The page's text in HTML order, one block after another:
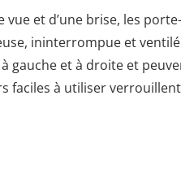
vue et d’une brise, les
ininterrompue et
gauche et à droite et
faciles à utiliser